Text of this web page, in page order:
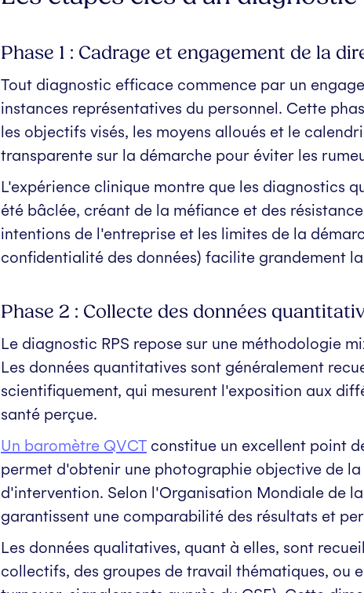
Phase 1 : Cadrage et engagement de la
Tout diagnostic efficace commence par un
instances représentatives du personnel. Cette
les objectifs visés, les moyens alloués et le
transparente sur la démarche pour éviter les
L'expérience clinique montre que les diagnostics
été bâclée, créant de la méfiance et des
intentions de l'entreprise et les limites de la
confidentialité des données) facilite grandement
Phase 2 : Collecte des données
Le diagnostic RPS repose sur une méthodologie
Les données quantitatives sont généralement
scientifiquement, qui mesurent l'exposition aux
santé perçue.
Un baromètre QVCT constitue un excellent point
permet d'obtenir une photographie objective de
d'intervention. Selon l'Organisation Mondiale de
garantissent une comparabilité des résultats et
Les données qualitatives, quant à elles, sont
collectifs, des groupes de travail thématiques, ou